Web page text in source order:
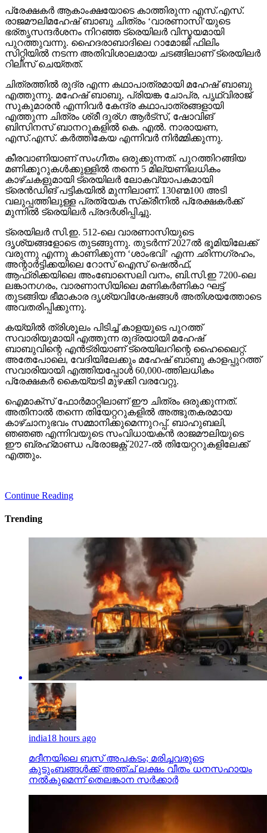
പ്രേക്ഷകര്‍ ആകാംക്ഷയോടെ കാത്തിരുന്ന എസ്.എസ്.
രാജമൗലിമഹേഷ് ബാബു ചിത്രം ‘വാരണാസി’യുടെ
ഭര്തൃസന്ദര്‍ശനം നിറഞ്ഞ ട്രെയിലര്‍ വിസ്മയമായി
പുറത്തുവന്നു. ഹൈദരാബാദിലെ റാമോജി ഫിലിം
സിറ്റിയില്‍ നടന്ന അതിവിശാലമായ ചടങ്ങിലാണ് ട്രെയിലര്‍
റിലീസ് ചെയ്തത്.
ചിത്രത്തില്‍ രുദ്ര എന്ന കഥാപാത്രമായി മഹേഷ് ബാബു
എത്തുന്നു. മഹേഷ് ബാബു, പ്രിയങ്ക ചോപ്ര, പൃഥ്വിരാജ്
സുകുമാരന്‍ എന്നിവര്‍ കേന്ദ്ര കഥാപാത്രങ്ങളായി
എത്തുന്ന ചിത്രം ശ്രീ ദുര്ഗ ആര്‍ട്‌സ്, ഷോവിങ്
ബിസിനസ് ബാനറുകളില്‍ കെ. എല്‍. നാരായണ,
എസ്.എസ്. കര്‍ത്തികേയ എന്നിവര്‍ നിര്‍മ്മിക്കുന്നു.
കീരവാണിയാണ് സംഗീതം ഒരുക്കുന്നത്. പുറത്തിറങ്ങിയ
മണിക്കൂറുകള്‍ക്കുള്ളില്‍ തന്നെ 5 മില്യണിലധികം
കാഴ്ചകളുമായി ട്രെയിലര്‍ ലോകവ്യാപകമായി
ട്രെന്‍ഡിങ് പട്ടികയില്‍ മുന്നിലാണ്. 130ണ്മ100 അടി
വലുപ്പത്തിലുള്ള പ്രത്യേക സ്‌ക്രീനില്‍ പ്രേക്ഷകര്‍ക്ക്
മുന്നില്‍ ട്രെയിലര്‍ പ്രദര്‍ശിപ്പിച്ചു.
ട്രെയിലര്‍ സി.ഇ. 512-ലെ വാരണാസിയുടെ
ദൃശ്യങ്ങളോടെ തുടങ്ങുന്നു. തുടര്‍ന്ന് 2027ല്‍ ഭൂമിയിലേക്ക്
വരുന്നു എന്നു കാണിക്കുന്ന ‘ശാംഭവി’ എന്ന ഛിന്നഗ്രഹം,
അന്റാര്‍ട്ടിക്കയിലെ റോസ് ഐസ് ഷെല്‍ഫ്,
ആഫ്രിക്കയിലെ അംബോസെലി വനം, ബി.സി.ഇ 7200-ലെ
ലങ്കാനഗരം, വാരണാസിയിലെ മണികര്‍ണികാ ഘട്ട്
തുടങ്ങിയ ഭീമാകാര ദൃശ്യവിശേഷങ്ങള്‍ അതിശയത്തോടെ
അവതരിപ്പിക്കുന്നു.
കയ്യില്‍ ത്രിശൂലം പിടിച്ച് കാളയുടെ പുറത്ത്
സവാരിയുമായി എത്തുന്ന രുദ്രയായി മഹേഷ്
ബാബുവിന്റെ എന്‍ട്രിയാണ് ട്രെയിലറിന്റെ ഹൈലൈറ്റ്.
അതേപോലെ, വേദിയിലേക്കും മഹേഷ് ബാബു കാളപ്പുറത്ത്
സവാരിയായി എത്തിയപ്പോള്‍ 60,000-ത്തിലധികം
പ്രേക്ഷകര്‍ കൈയ്യടി മുഴക്കി വരവേറ്റു.
ഐമാക്‌സ് ഫോര്‍മാറ്റിലാണ് ഈ ചിത്രം ഒരുക്കുന്നത്.
അതിനാല്‍ തന്നെ തിയേറ്ററുകളില്‍ അത്ഭുതകരമായ
കാഴ്ചാനുഭവം സമ്മാനിക്കുമെന്നുറപ്പ്. ബാഹുബലി,
ഞഞഞ എന്നിവയുടെ സംവിധായകന്‍ രാജമൗലിയുടെ
ഈ ബ്രഹ്‌മാണ്ഡ പ്രോജക്റ്റ് 2027-ല്‍ തിയേറ്ററുകളിലേക്ക്
എത്തും.
Continue Reading
Trending
india18 hours ago
മദീനയിലെ ബസ് അപകടം; മരിച്ചവരുടെ
കുടുംബങ്ങള്‍ക്ക് അഞ്ച് ലക്ഷം വീതം ധനസഹായം
നല്‍കുമെന്ന് തെലങ്കാന സര്‍ക്കാര്‍